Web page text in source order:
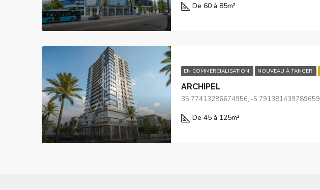
De 60 à 85m²
EN COMMERCIALISATION NOUVEAU À TANGER
ARCHIPEL
35.77413286674956, -5.791381439789659
De 45 à 125m²